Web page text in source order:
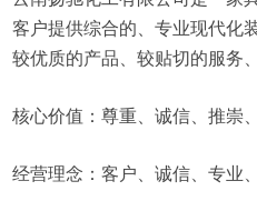
客户提供综合的、专业现代化
较优质的产品、较贴切的服务
核心价值：尊重、诚信、推崇
经营理念：客户、诚信、专业